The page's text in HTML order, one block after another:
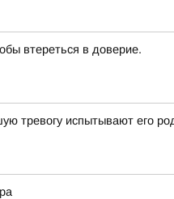
втереться в доверие.
тревогу испытывают его